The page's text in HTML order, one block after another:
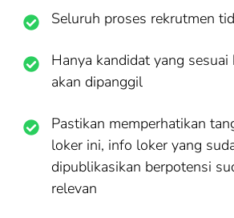
Seluruh proses rekrutmen
Hanya kandidat yang
akan dipanggil
Pastikan memperhatikan
loker ini, info loker yang
dipublikasikan berpotensi
relevan